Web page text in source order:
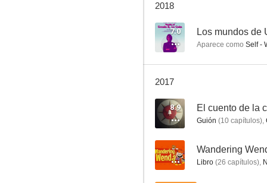
--
2018
7.0 Los mundos de
Aparece como Self -
2017
8.9 El cuento de la
Guión (10 capítulos),
-- Wandering
Libro (26 capítulos),